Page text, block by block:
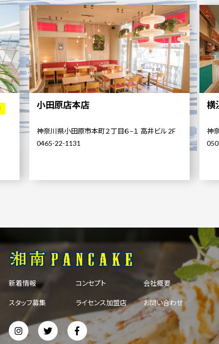
小田原店本店
神奈川県小田原市本町２丁目６−１ 高井ビル 2F
0465-22-1131
横
神
新着情報 コンセプト 会社概要
スタッフ募集 ライセンス加盟店 お問い合わせ